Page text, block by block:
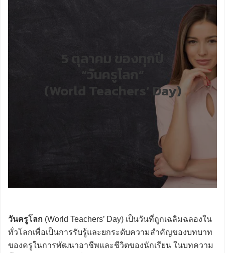
5 ตุลาคม ของทุกปี
“วันครูโลก”
(World Teachers’ Day)
วันครูโลก (World Teachers’ Day) เป็นวันที่ถูกเฉลิมฉลองใน
ทั่วโลกเพื่อเป็นการรับรู้และยกระดับความสำคัญของบทบาท
ของครูในการพัฒนาอาชีพและชีวิตของนักเรียน ในบทความ